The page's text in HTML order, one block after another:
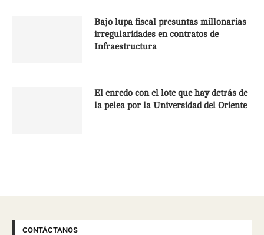
Bajo lupa fiscal presuntas millonarias
irregularidades en contratos de
Infraestructura
El enredo con el lote que hay detrás de
la pelea por la Universidad del Oriente
CONTÁCTANOS